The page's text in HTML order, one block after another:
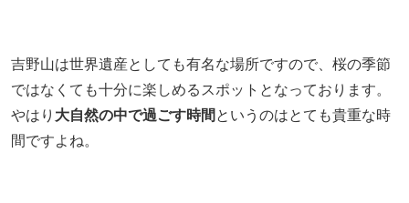
吉野山は世界遺産としても有名な場所ですので、桜の季節
ではなくても十分に楽しめるスポットとなっております。
やはり 大自然の中で過ごす時間 というのはとても貴重な時
間ですよね。